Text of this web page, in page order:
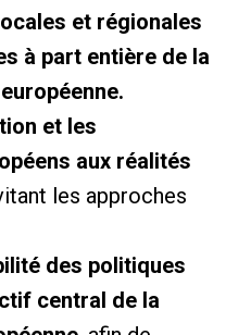
et régionales
à part entière de la
et les
aux réalités
les approches
des politiques
central de la